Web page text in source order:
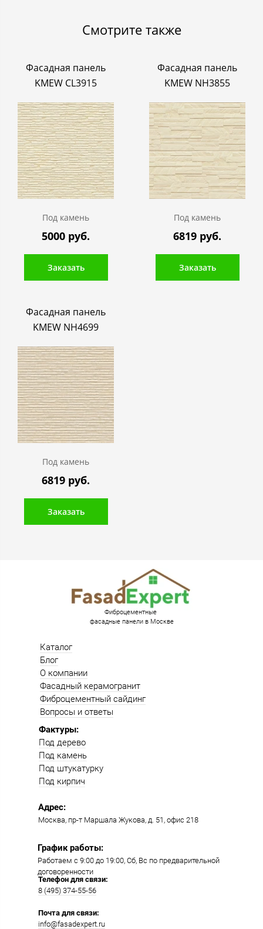
Смотрите также
Фасадная панель
KMEW CL3915
Под камень
5000 руб.
Заказать
Фасадная панель
KMEW NH3855
Под камень
6819 руб.
Заказать
Фасадная панель
KMEW NH4699
Под камень
6819 руб.
Заказать
Фактуры:
Под дерево
Под камень
Под штукатурку
Под кирпич
Работаем с 9:00 до 19:00​, Сб, Вс по предварительной
договоренности
Москва, пр-т Маршала Жукова, д. 51, офис 218​​
Каталог
Блог
О компании
Фасадный керамогранит
Фиброцементный сайдинг
Вопросы и ответы
Адрес:
График работы:
Телефон для связи:
8 (495) 374-55-56​
Почта для связи:
info@fasadexpert.ru
Фиброцементные
фасадные панели в Москве